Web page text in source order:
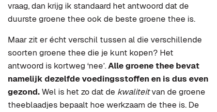
vraag, dan krijg ik standaard het antwoord dat de
duurste groene thee ook de beste groene thee is.
Maar zit er écht verschil tussen al die verschillende
soorten groene thee die je kunt kopen? Het
antwoord is kortweg ‘nee’.Alle groene thee bevat
namelijk dezelfde voedingsstoffen en is dus even
gezond.Wel is het zo dat de kwaliteitvan de groene
theeblaadjes bepaalt hoe werkzaam de thee is. De